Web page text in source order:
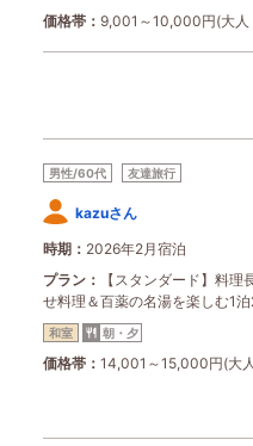
価格帯 9,001～10,000円(大人
男性/60代 友達旅行
kazuさん
時期
2026年2月宿泊
プラン
【スタンダード】料理
せ料理＆百薬の名湯を楽しむ1泊
和室 朝・夕
価格帯 14,001～15,000円(大